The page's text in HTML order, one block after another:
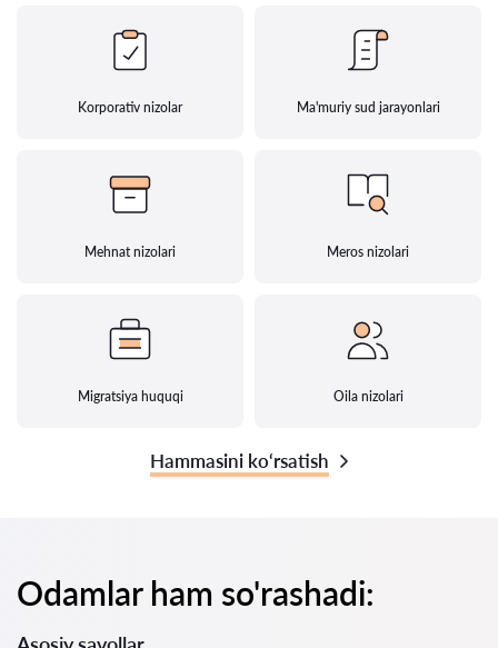
Korporativ nizolar Ma'muriy sud jarayonlari
Mehnat nizolari Meros nizolari
Migratsiya huquqi Oila nizolari
Hammasini ko‘rsatish
Odamlar ham so'rashadi: